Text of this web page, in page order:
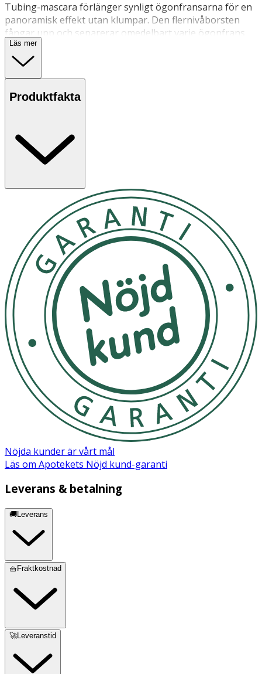
Tubing-mascara förlänger synligt ögonfransarna för en
panoramisk effekt utan klumpar. Den flernivåborsten
fångar upp och separerar omedelbart varje ögonfrans
en efter en. Den innovativa formulan är lätt att ta bort
med ljummet vatten utan makeupborttagare. 86,80 %
Dermatologiskt och oftalmologiskt testad
naturliga böjning till spetsarna. Den avlägsnas med
ljummet vatten, vilket gör att man slipper använda
bomull och skyddar den känsliga huden runt ögonen.
N.C.
OK för gravida och ammande:
Ingredienser:
INGREDIENTS : AQUA (WATER, EAU),
ACRYLATES/ETHYLHEXYL ACRYLATE COPOLYMER, CI
77499 (IRON OXIDES), GLYCERYL BEHENATE, STEARIC
ACID, ACACIA SENEGAL GUM, COPERNICIA CERIFERA
CERA (COPERNICIA CERIFERA (CARNAUBA) WAX),
POLYGLYCERYL-6 DISTEARATE, PROPANEDIOL,
AMINOMETHYL PROPANEDIOL, CELLULOSE, LAURETH-
50, HYDROXYACETOPHENONE, LAUROYL LYSINE,
XANTHAN GUM, COCOS NUCIFERA (COCONUT) OIL, 1,2-
HEXANEDIOL, CAPRYLYL GLYCOL, QUERCUS SUBER BARK
EXTRACT, RICINUS COMMUNIS (CASTOR) SEED OIL, OAK
ROOT EXTRACT.
Läs mer
Produktfakta
Nöjda kunder är vårt mål
Läs om Apotekets Nöjd kund-garanti
Leverans & betalning
🚚Leverans
🧺Fraktkostnad
🚀Leveranstid